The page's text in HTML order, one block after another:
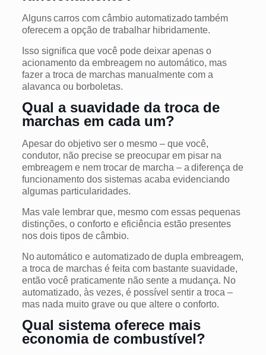
Alguns carros com câmbio automatizado também
oferecem a opção de trabalhar hibridamente.
Isso significa que você pode deixar apenas o
acionamento da embreagem no automático, mas
fazer a troca de marchas manualmente com a
alavanca ou borboletas.
Qual a suavidade da troca de
marchas em cada um?
Apesar do objetivo ser o mesmo – que você,
condutor, não precise se preocupar em pisar na
embreagem e nem trocar de marcha – a diferença de
funcionamento dos sistemas acaba evidenciando
algumas particularidades.
Mas vale lembrar que, mesmo com essas pequenas
distinções, o conforto e eficiência estão presentes
nos dois tipos de câmbio.
No automático e automatizado de dupla embreagem,
a troca de marchas é feita com bastante suavidade,
então você praticamente não sente a mudança. No
automatizado, às vezes, é possível sentir a troca –
mas nada muito grave ou que altere o conforto.
Qual sistema oferece mais
economia de combustível?